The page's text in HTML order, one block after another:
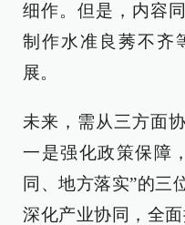
细作。但是，内容
制作水准良莠不齐
展。
未来，需从三方面
一是强化政策保障
同、地方落实”的三
深化产业协同，全